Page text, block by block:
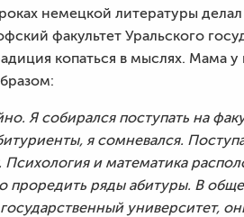
немецкой литературы
факультет Уральского
копаться в мыслях. Мама
Я собирался поступать на
я сомневался.
Психология и математика
проредить ряды абитуры. В
университет,